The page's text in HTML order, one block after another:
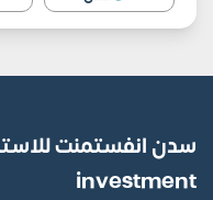
investment